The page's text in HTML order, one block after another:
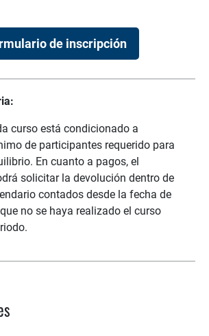
de inscripción
curso está condicionado a
de participantes requerido para
En cuanto a pagos, el
solicitar la devolución dentro de
contados desde la fecha de
no se haya realizado el curso